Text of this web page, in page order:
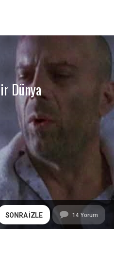
Dünya
SONRA İZLE 14Yorum